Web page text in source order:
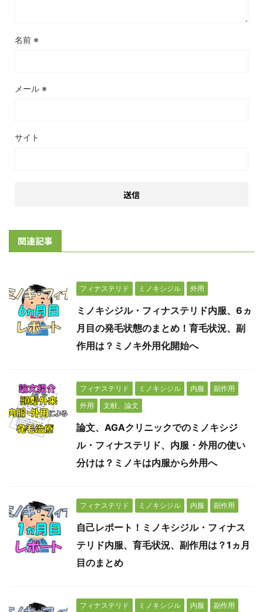
名前 ※
メール ※
サイト
関連記事
フィナステリド ミノキシジル 外用
ミノキシジル・フィナステリド内服、6ヵ
月目の発毛状態のまとめ！育毛状況、副
作用は？ミノキ外用化開始へ
フィナステリド ミノキシジル 内服
副作用
外用
文献、論文
論文、AGAクリニックでのミノキシジ
ル・フィナステリド、内服・外用の使い
分けは？ミノキは内服から外用へ
フィナステリド ミノキシジル 内服 副作用
自己レポート！ミノキシジル・フィナス
テリド内服、育毛状況、副作用は？1ヵ月
目のまとめ
フィナステリド ミノキシジル 内服 副作用